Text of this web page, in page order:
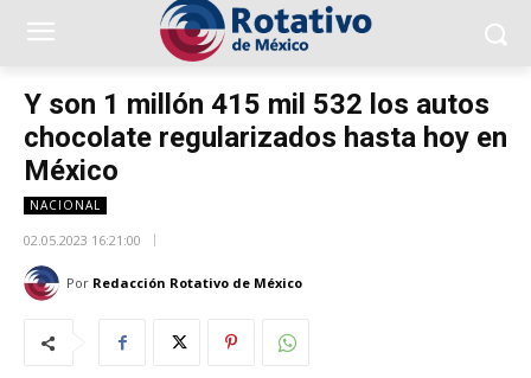
Y son 1 millón 415 mil 532 los autos
chocolate regularizados hasta hoy en
México
NACIONAL
02.05.2023 16:21:00
Por Redacción Rotativo de México